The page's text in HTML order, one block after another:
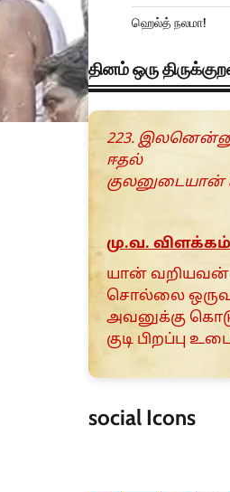
ஹெல்த் நலமா!
தினம் ஒரு
223.
ஈதல்
மு.வ.
யான் வறியவன்
சொல்லை
அவனுக்கு
குடி பிறப்பு
social Icons